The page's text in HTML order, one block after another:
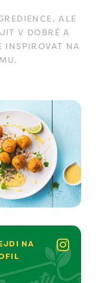
ALE
V DOBRÉ A
INSPIROVAT NA
NA